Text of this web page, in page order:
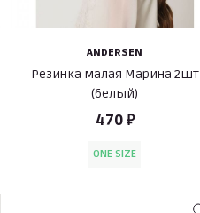
ANDERSEN
Резинка малая Марина 2шт
(белый)
470 ₽
ONE SIZE